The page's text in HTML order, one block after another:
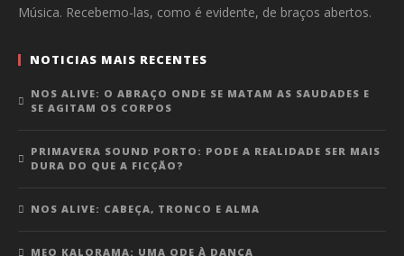
Música. Recebemo-las, como é evidente, de braços abertos.
NOTICIAS MAIS RECENTES
NOS ALIVE: O ABRAÇO ONDE SE MATAM AS SAUDADES E
SE AGITAM OS CORPOS
PRIMAVERA SOUND PORTO: PODE A REALIDADE SER MAIS
DURA DO QUE A FICÇÃO?
NOS ALIVE: CABEÇA, TRONCO E ALMA
MEO KALORAMA: UMA ODE À DANÇA